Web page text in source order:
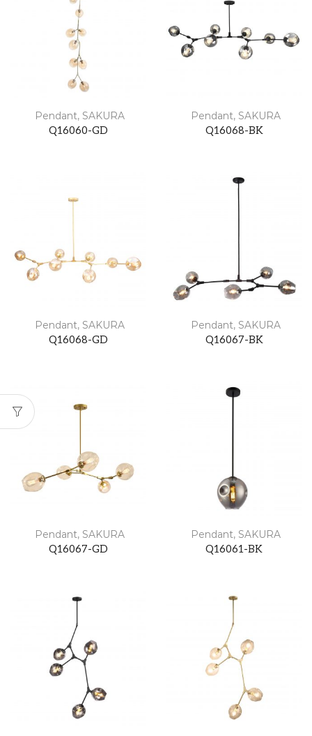
Pendant, SAKURA
Q16060-GD
Pendant, SAKURA
Q16068-BK
Pendant, SAKURA
Q16068-GD
Pendant, SAKURA
Q16067-BK
Pendant, SAKURA
Q16067-GD
Pendant, SAKURA
Q16061-BK